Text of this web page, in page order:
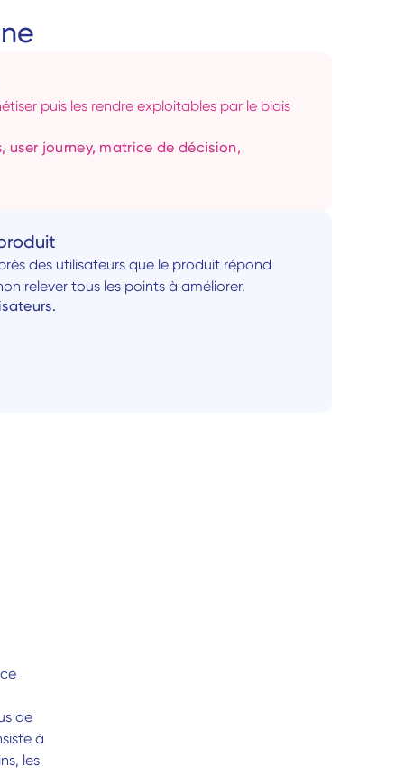
puis les rendre exploitables par le biais
user journey, matrice de décision,
des utilisateurs que le produit répond
relever tous les points à améliorer.
de
à
les